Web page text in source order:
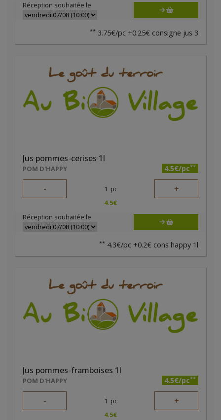
Réception souhaitée le
** 3.75€/pc +0.25€ consigne jus 3
Jus pommes-cerises 1l
POM D'HAPPY 4.5€/pc**
- 1 pc +
4.5€
Réception souhaitée le
** 4.3€/pc +0.2€ cons happy 1l
Jus pommes-framboises 1l
POM D'HAPPY 4.5€/pc**
- 1 pc +
4.5€